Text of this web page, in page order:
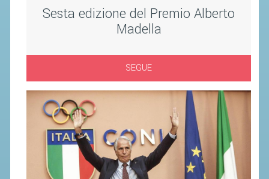
Sesta edizione del Premio Alberto
Madella
SEGUE
ACCEDI AL TESSERAMENTO ON
LINE
MODULI
GARE ED EVENTI
CALENDARIO
COMUNICATI